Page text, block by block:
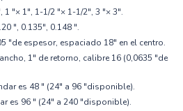
1 "× 1", 1-1/2 "× 1-1/2", 3 "× 3".
", 0.135", 0.148 ".
"de espesor, espaciado 18" en el centro.
1" de retorno, calibre 16 (0,0635 "de
es 48 " (24" a 96 "disponible).
es 96 " (24" a 240 "disponible).